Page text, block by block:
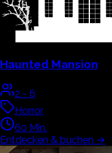
Haunted Mansion
2 - 6
Horror
60 Min.
Entdecken & buchen →